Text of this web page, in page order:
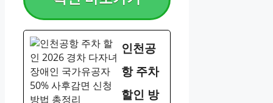
인천공
항 주차
할인 방